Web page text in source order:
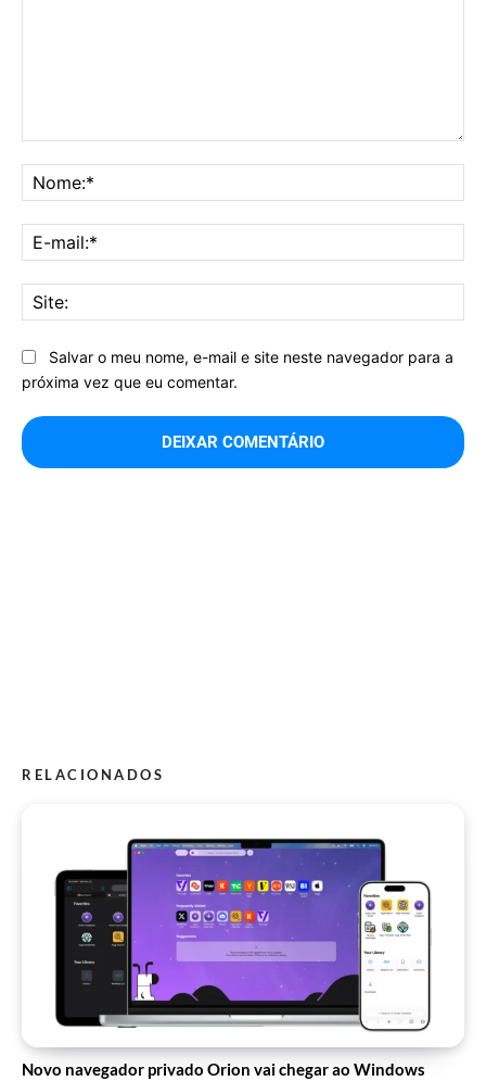
Salvar o meu nome, e-mail e site neste navegador para a
próxima vez que eu comentar.
RELACIONADOS
Novo navegador privado Orion vai chegar ao Windows